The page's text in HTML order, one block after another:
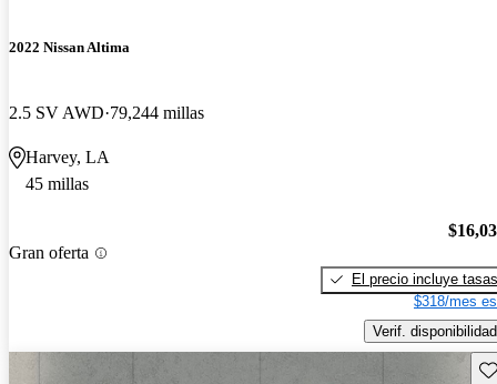
2022 Nissan Altima
2.5 SV AWD 79,244 millas
Harvey, LA
45 millas
Gran oferta
El precio incluye tasas
$318/mes
Verif. disponibilidad